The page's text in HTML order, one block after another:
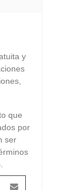
y
que
por
ser